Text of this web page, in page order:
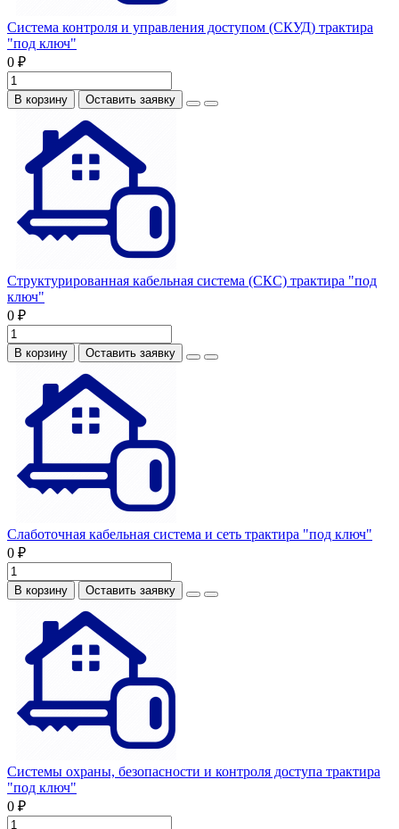
Система контроля и управления доступом (СКУД) трактира
"под ключ"
0 ₽
В корзину Оставить заявку
Структурированная кабельная система (СКС) трактира "под
ключ"
0 ₽
В корзину Оставить заявку
Слаботочная кабельная система и сеть трактира "под ключ"
0 ₽
В корзину Оставить заявку
Системы охраны, безопасности и контроля доступа трактира
"под ключ"
0 ₽